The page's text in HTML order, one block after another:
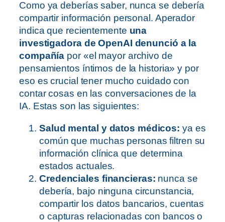
Como ya deberías saber, nunca se debería
compartir información personal. Aperador
indica que recientemente una
investigadora de OpenAI denunció a la
compañía por «el mayor archivo de
pensamientos íntimos de la historia» y por
eso es crucial tener mucho cuidado con
contar cosas en las conversaciones de la
IA. Estas son las siguientes:
Salud mental y datos médicos: ya es
común que muchas personas filtren su
información clínica que determina
estados actuales.
​Credenciales financieras: nunca se
debería, bajo ninguna circunstancia,
compartir los datos bancarios, cuentas
o capturas relacionadas con bancos o